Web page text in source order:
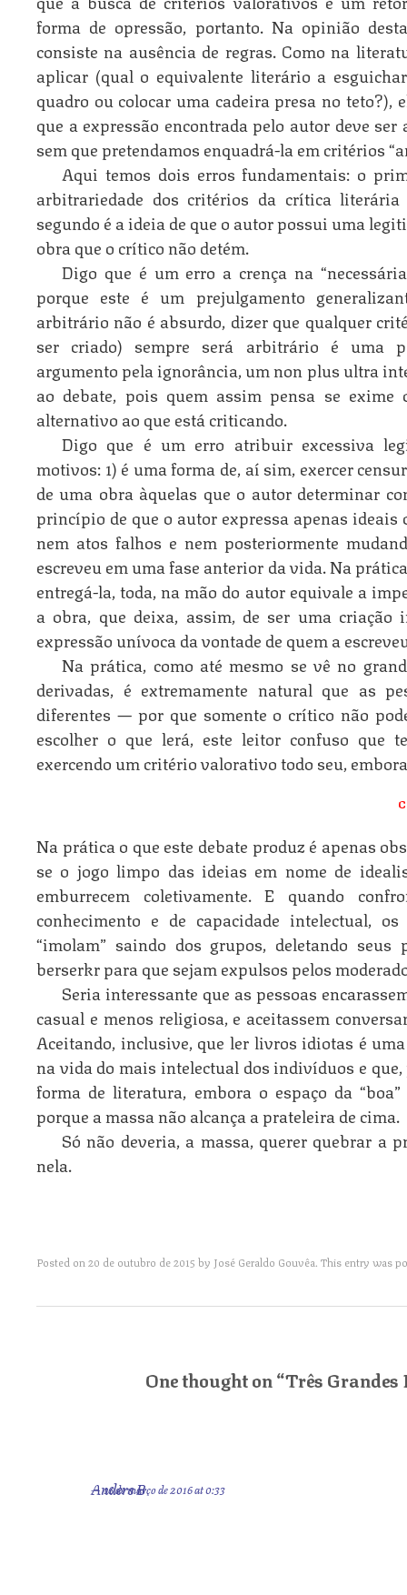
forma de opressão, portanto. Na opinião
consiste na ausência de regras. Como na
aplicar (qual o equivalente literário a
quadro ou colocar uma cadeira presa no teto?),
que a expressão encontrada pelo autor deve
sem que pretendamos enquadrá-la em critérios
Aqui temos dois erros fundamentais: o
arbitrariedade dos critérios da crítica
segundo é a ideia de que o autor possui uma
obra que o crítico não detém.
Digo que é um erro a crença na
porque este é um prejulgamento
arbitrário não é absurdo, dizer que qual­quer
ser criado) sempre será arbitrário é uma
argumento pela ignorância, um non plus ultra
ao debate, pois quem assim pensa se
alternativo ao que está criticando.
Digo que é um erro atribuir excessiva
motivos: 1) é uma forma de, aí sim, exercer
de uma obra àquelas que o autor determinar
princípio de que o autor expressa apenas ideais
nem atos falhos e nem posteriormente
escreveu em uma fase anterior da vida. Na
entregá-la, toda, na mão do autor equivale a
a obra, que deixa, assim, de ser uma
expressão unívoca da vontade de quem a
Na prática, como até mesmo se vê no
derivadas, é extremamente natural que as
diferentes — por que somente o crítico não
escolher o que lerá, este leitor confuso que
exercendo um critério valorativo todo seu,
Na prática o que este debate produz é apenas
se o jogo limpo das ideias em nome de
emburrecem coletivamente. E quando
conhecimento e de capacidade intelectual,
“imolam” saindo dos grupos, dele­tando
berserkr para que sejam expul­sos pelos
Seria interessante que as pessoas
casual e menos religiosa, e aceitassem
Aceitando, inclusive, que ler livros idiotas é
na vida do mais intelectual dos indi­ví­duos e
forma de literatura, embora o espaço da
porque a massa não alcança a prateleira de cima.
Só não deveria, a massa, querer quebrar a
nela.
Posted on20 de outubro de 2015 by José Geraldo Gouvêa. This entry was
Post navigationOne thought on “Três
Anders B
16 de março de 2016 at 0:33